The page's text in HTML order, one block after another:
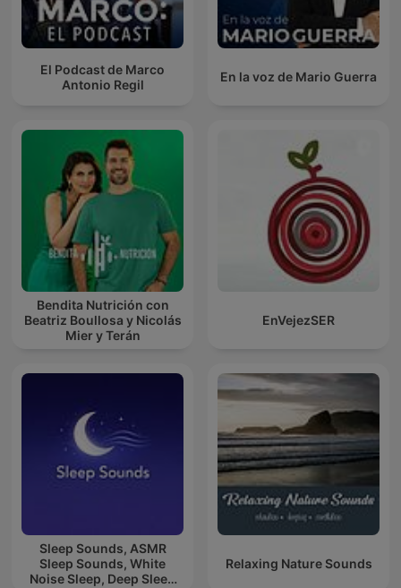
El Podcast de Marco
Antonio Regil
En la voz de Mario Guerra
Bendita Nutrición con
Beatriz Boullosa y Nicolás
Mier y Terán
EnVejezSER
Sleep Sounds, ASMR
Sleep Sounds, White
Noise Sleep, Deep Sleep
Relaxing Nature Sounds